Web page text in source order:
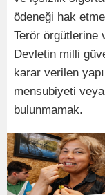
ödeneği hak
Terör örgütlerine
Devletin milli
karar verilen
mensubiyeti
bulunmamak.